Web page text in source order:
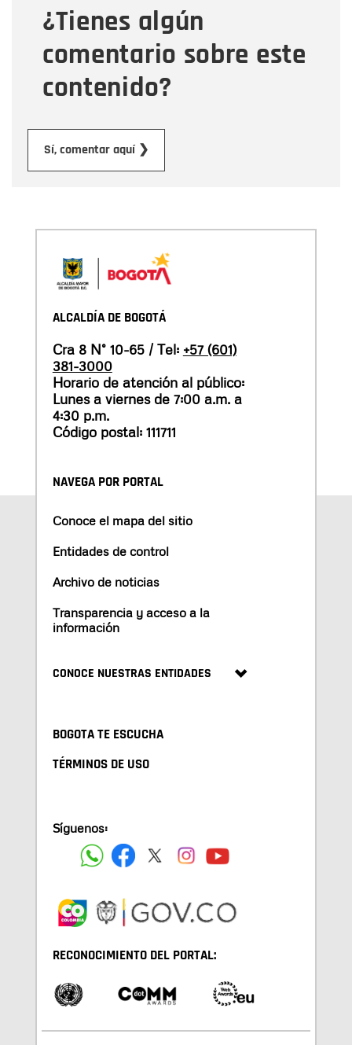
¿Tienes algún
comentario sobre este
contenido?
Sí, comentar aquí ❯
Mensaje
ALCALDÍA DE BOGOTÁ
Cra 8 N° 10-65 / Tel: +57 (601)
381-3000
Horario de atención al público:
Lunes a viernes de 7:00 a.m. a
4:30 p.m.
Código postal: 111711
NAVEGA POR PORTAL
Conoce el mapa del sitio
Entidades de control
Archivo de noticias
Transparencia y acceso a la
información
CONOCE NUESTRAS ENTIDADES
BOGOTA TE ESCUCHA
TÉRMINOS DE USO
Síguenos:
RECONOCIMIENTO DEL PORTAL: